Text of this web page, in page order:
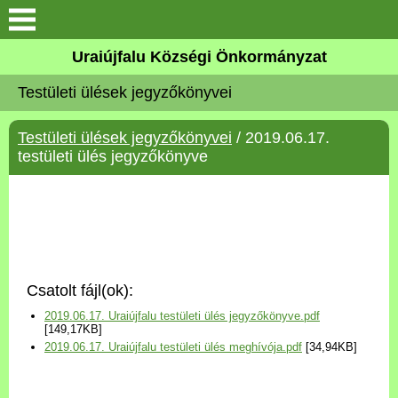
Köszöntő
Elérhetőségek
Uraiújfalu
Választási információk
Versenyképes Járások
Uraiújfalu Községi Önkormányzat
Testületi ülések jegyzőkönyvei
Testületi ülések jegyzőkönyvei / 2019.06.17.
testületi ülés jegyzőkönyve
Csatolt fájl(ok):
2019.06.17. Uraiújfalu testületi ülés jegyzőkönyve.pdf
[149,17KB]
2019.06.17. Uraiújfalu testületi ülés meghívója.pdf [34,94KB]